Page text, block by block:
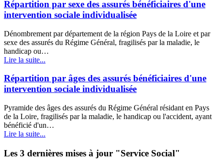
Répartition par sexe des assurés bénéficiaires d'une
intervention sociale individualisée
Dénombrement par département de la région Pays de la Loire et par
sexe des assurés du Régime Général, fragilisés par la maladie, le
handicap ou…
Lire la suite...
Répartition par âges des assurés bénéficiaires d'une
intervention sociale individualisée
Pyramide des âges des assurés du Régime Général résidant en Pays
de la Loire, fragilisés par la maladie, le handicap ou l'accident, ayant
bénéficié d'un…
Lire la suite...
Les 3 dernières mises à jour "Service Social"